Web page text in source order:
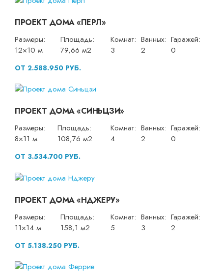
ПРОЕКТ ДОМА «ПЕРЛ»
Размеры:
12×10 м
Площадь:
79,66 м2
Комнат:
3
Ванных:
2
Гаражей:
0
ОТ 2.588.950 РУБ.
ПРОЕКТ ДОМА «СИНЬЦЗИ»
Размеры:
8×11 м
Площадь:
108,76 м2
Комнат:
4
Ванных:
2
Гаражей:
0
ОТ 3.534.700 РУБ.
ПРОЕКТ ДОМА «НДЖЕРУ»
Размеры:
11×14 м
Площадь:
158,1 м2
Комнат:
5
Ванных:
3
Гаражей:
2
ОТ 5.138.250 РУБ.